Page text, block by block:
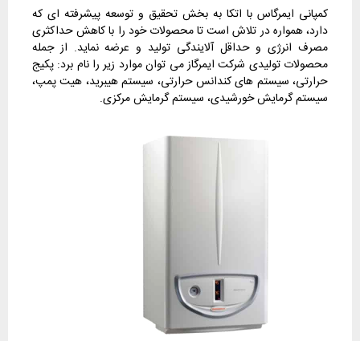
کمپانی ایمرگاس با اتکا به بخش تحقیق و توسعه پیشرفته ای که
دارد، همواره در تلاش است تا محصولات خود را با کاهش حداکثری
مصرف انرژی و حداقل آلایندگی تولید و عرضه نماید. از جمله
محصولات تولیدی شرکت ایمرگاز می توان موارد زیر را نام برد: پکیج
حرارتی، سیستم های کندانس حرارتی، سیستم هیبرید، هیت پمپ،
سیستم گرمایش خورشیدی، سیستم گرمایش مرکزی.